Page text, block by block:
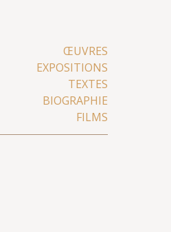
ŒUVRES
EXPOSITIONS
TEXTES
BIOGRAPHIE
FILMS